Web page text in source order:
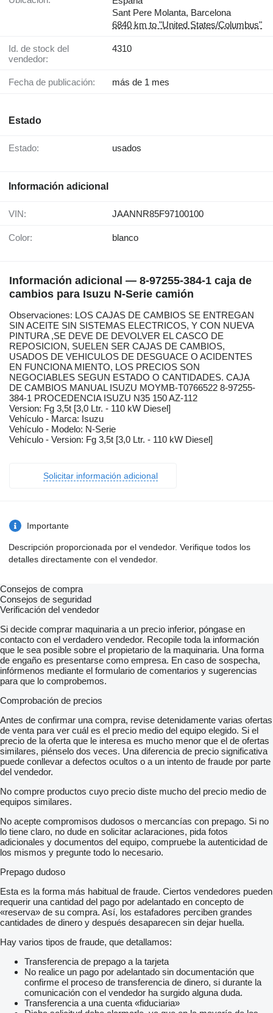
Sant Pere Molanta, Barcelona
6840 km to "United States/Columbus"
Id. de stock del
vendedor:
4310
Fecha de publicación: más de 1 mes
Estado
Estado: usados
Información adicional
VIN: JAANNR85F97100100
Color: blanco
Información adicional — 8-97255-384-1 caja de
cambios para Isuzu N-Serie camión
Observaciones: LOS CAJAS DE CAMBIOS SE ENTREGAN
SIN ACEITE SIN SISTEMAS ELECTRICOS, Y CON NUEVA
PINTURA ,SE DEVE DE DEVOLVER EL CASCO DE
REPOSICION, SUELEN SER CAJAS DE CAMBIOS,
USADOS DE VEHICULOS DE DESGUACE O ACIDENTES
EN FUNCIONA MIENTO, LOS PRECIOS SON
NEGOCIABLES SEGUN ESTADO O CANTIDADES. CAJA
DE CAMBIOS MANUAL ISUZU MOYMB-T0766522 8-97255-
384-1 PROCEDENCIA ISUZU N35 150 AZ-112
Version: Fg 3,5t [3,0 Ltr. - 110 kW Diesel]
Vehículo - Marca: Isuzu
Vehículo - Modelo: N-Serie
Vehículo - Version: Fg 3,5t [3,0 Ltr. - 110 kW Diesel]
Solicitar información adicional
Importante
Descripción proporcionada por el vendedor. Verifique todos los
detalles directamente con el vendedor.
Consejos de compra
Consejos de seguridad
Verificación del vendedor
Si decide comprar maquinaria a un precio inferior, póngase en
contacto con el verdadero vendedor. Recopile toda la información
que le sea posible sobre el propietario de la maquinaria. Una forma
de engaño es presentarse como empresa. En caso de sospecha,
infórmenos mediante el formulario de comentarios y sugerencias
para que lo comprobemos.
Comprobación de precios
Antes de confirmar una compra, revise detenidamente varias ofertas
de venta para ver cuál es el precio medio del equipo elegido. Si el
precio de la oferta que le interesa es mucho menor que el de ofertas
similares, piénselo dos veces. Una diferencia de precio significativa
puede conllevar a defectos ocultos o a un intento de fraude por parte
del vendedor.
No compre productos cuyo precio diste mucho del precio medio de
equipos similares.
No acepte compromisos dudosos o mercancías con prepago. Si no
lo tiene claro, no dude en solicitar aclaraciones, pida fotos
adicionales y documentos del equipo, compruebe la autenticidad de
los mismos y pregunte todo lo necesario.
Prepago dudoso
Esta es la forma más habitual de fraude. Ciertos vendedores pueden
requerir una cantidad del pago por adelantado en concepto de
«reserva» de su compra. Así, los estafadores perciben grandes
cantidades de dinero y después desaparecen sin dejar huella.
Hay varios tipos de fraude, que detallamos:
Transferencia de prepago a la tarjeta
No realice un pago por adelantado sin documentación que
confirme el proceso de transferencia de dinero, si durante la
comunicación con el vendedor ha surgido alguna duda.
Transferencia a una cuenta «fiduciaria»